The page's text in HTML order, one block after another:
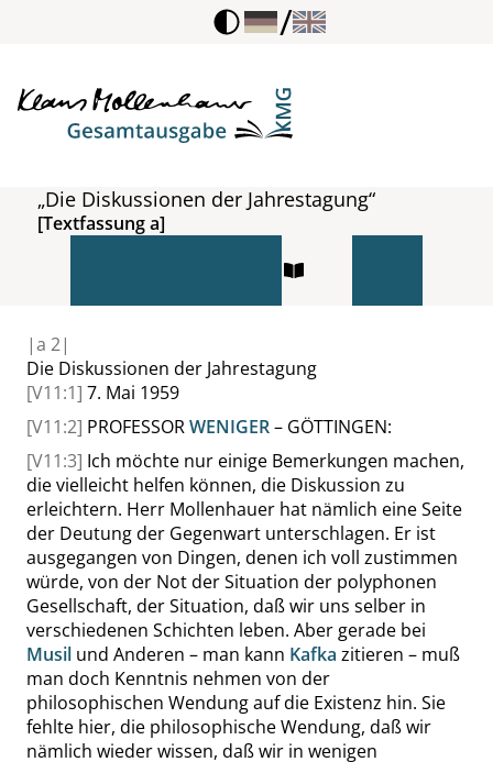
/
„Die Diskussionen der Jahrestagung“
[Textfassung a]
|a 2|
Die Diskussionen der Jahrestagung
[V11:1] 7. Mai 1959
[V11:2] PROFESSORWENIGER– GÖTTINGEN:
[V11:3] Ich möchte nur einige Bemerkungen machen,
die vielleicht helfen können, die Diskussion zu
erleichtern. Herr Mollenhauer hat nämlich eine Seite
der Deutung der Gegenwart unterschlagen. Er ist
ausgegangen von Dingen, denen ich voll zustimmen
würde, von der Not der Situation der polyphonen
Gesellschaft, der Situation, daß wir uns selber in
verschiedenen Schichten leben. Aber gerade bei
Musil und Anderen – man kann Kafka zitieren – muß
man doch Kenntnis nehmen von der
philosophischen Wendung auf die Existenz hin. Sie
fehlte hier, die philosophische Wendung, daß wir
nämlich wieder wissen, daß wir in wenigen